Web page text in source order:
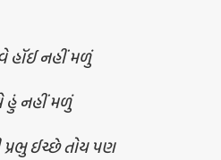
હૉઈ નહીં મળું
હું નહીં મળું
પ્રભુ ઈચ્છે તોય પણ